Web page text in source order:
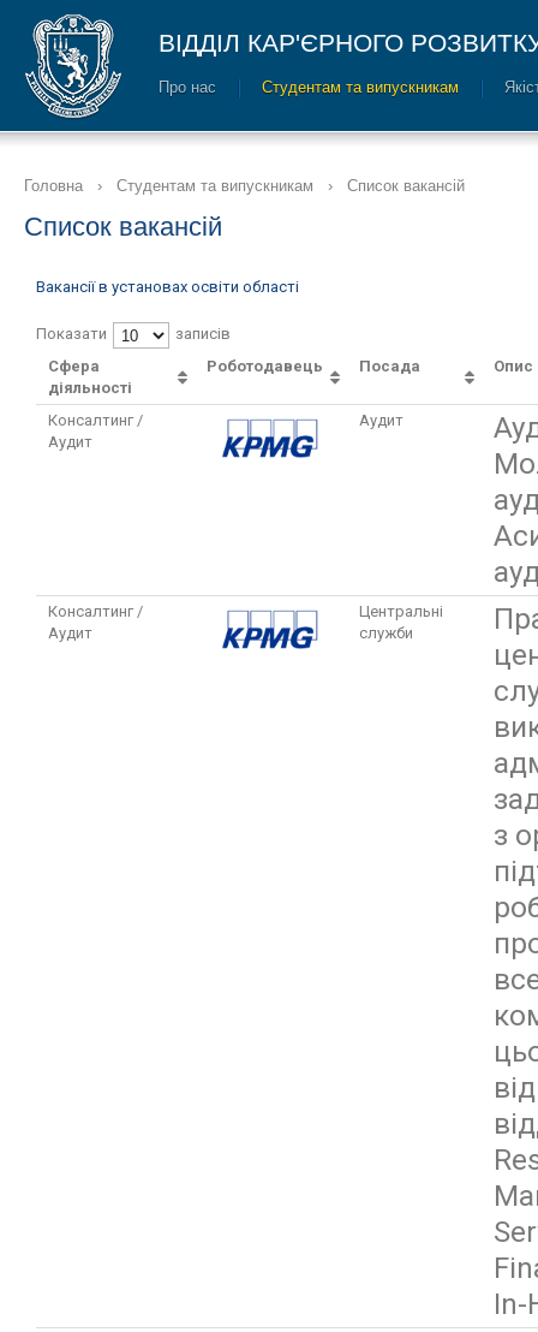
ВІДДІЛ КАР'ЄРНОГО
Про нас Cтудентам та випускникам
Головна › Cтудентам та випускникам › Список вакансій
Список вакансій
Вакансії в установах освіти області
Показати
записів
Сфера
діяльності
Роботодавець Посада Опис
Консалтинг /
Аудит
Аудит
Консалтинг /
Аудит
Центральні
служби
з
In-